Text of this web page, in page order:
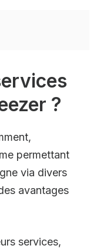
?
permettant
via divers
avantages
services,